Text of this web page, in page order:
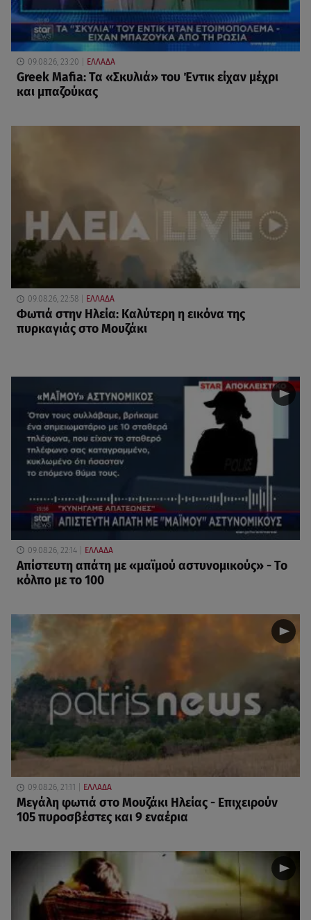
09.08.26, 23:20 ΕΛΛΑΔΑ
Greek Mafia: Τα «Σκυλιά» του Έντικ είχαν μέχρι
και μπαζούκας
09.08.26, 22:58 ΕΛΛΑΔΑ
Φωτιά στην Ηλεία: Καλύτερη η εικόνα της
πυρκαγιάς στο Μουζάκι
09.08.26, 22:14 ΕΛΛΑΔΑ
Απίστευτη απάτη με «μαϊμού αστυνομικούς» - Το
κόλπο με το 100
09.08.26, 21:11 ΕΛΛΑΔΑ
Μεγάλη φωτιά στο Μουζάκι Ηλείας - Επιχειρούν
105 πυροσβέστες και 9 εναέρια